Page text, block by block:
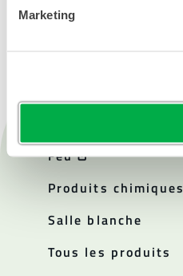
Marketing
Feu
Produits chimiques
Salle blanche
Tous les produits